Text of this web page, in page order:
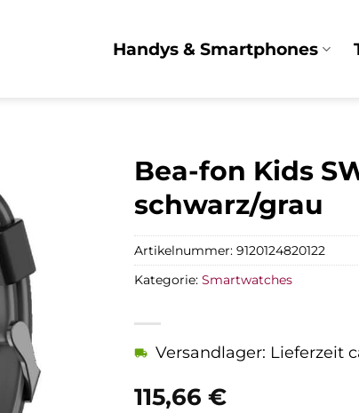
Handys & Smartphones
Bea-fon Kids
schwarz/grau
115,66 €
Versandlager: Lieferzeit
Artikelnummer: 9120124820122
Kategorie: Smartwatches